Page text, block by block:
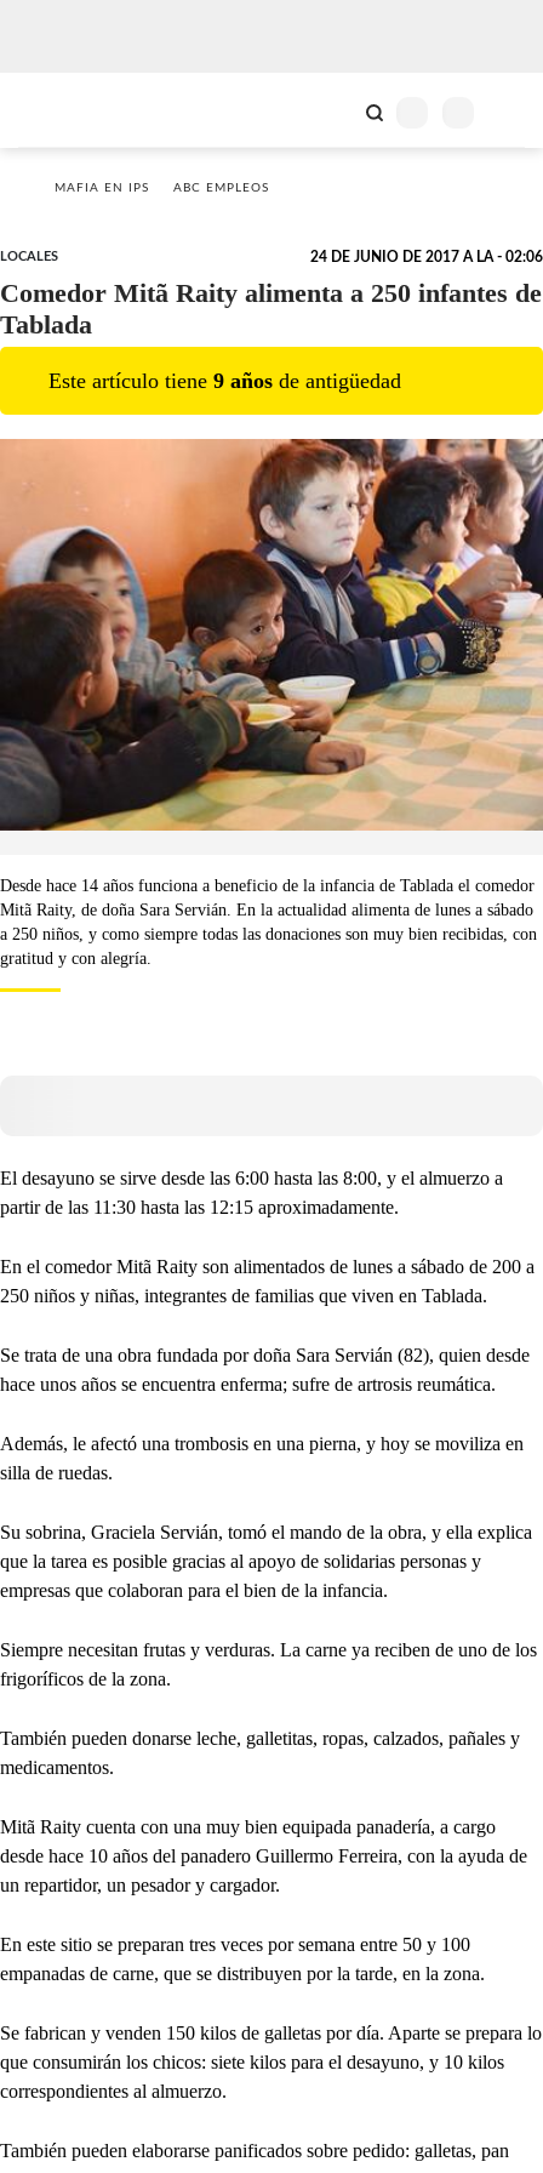
MAFIA EN IPS ABC EMPLEOS
LOCALES 24 DE JUNIO DE 2017 A LA - 02:06
Comedor Mitã Raity alimenta a 250 infantes de
Tablada
Este artículo tiene 9 años de antigüedad
Desde hace 14 años funciona a beneficio de la infancia de Tablada el comedor
Mitã Raity, de doña Sara Servián. En la actualidad alimenta de lunes a sábado
a 250 niños, y como siempre todas las donaciones son muy bien recibidas, con
gratitud y con alegría.
El desayuno se sirve desde las 6:00 hasta las 8:00, y el almuerzo a
partir de las 11:30 hasta las 12:15 aproximadamente.
En el comedor Mitã Raity son alimentados de lunes a sábado de 200 a
250 niños y niñas, integrantes de familias que viven en Tablada.
Se trata de una obra fundada por doña Sara Servián (82), quien desde
hace unos años se encuentra enferma; sufre de artrosis reumática.
Además, le afectó una trombosis en una pierna, y hoy se moviliza en
silla de ruedas.
Su sobrina, Graciela Servián, tomó el mando de la obra, y ella explica
que la tarea es posible gracias al apoyo de solidarias personas y
empresas que colaboran para el bien de la infancia.
Siempre necesitan frutas y verduras. La carne ya reciben de uno de los
frigoríficos de la zona.
También pueden donarse leche, galletitas, ropas, calzados, pañales y
medicamentos.
Mitã Raity cuenta con una muy bien equipada panadería, a cargo
desde hace 10 años del panadero Guillermo Ferreira, con la ayuda de
un repartidor, un pesador y cargador.
En este sitio se preparan tres veces por semana entre 50 y 100
empanadas de carne, que se distribuyen por la tarde, en la zona.
Se fabrican y venden 150 kilos de galletas por día. Aparte se prepara lo
que consumirán los chicos: siete kilos para el desayuno, y 10 kilos
correspondientes al almuerzo.
También pueden elaborarse panificados sobre pedido: galletas, pan